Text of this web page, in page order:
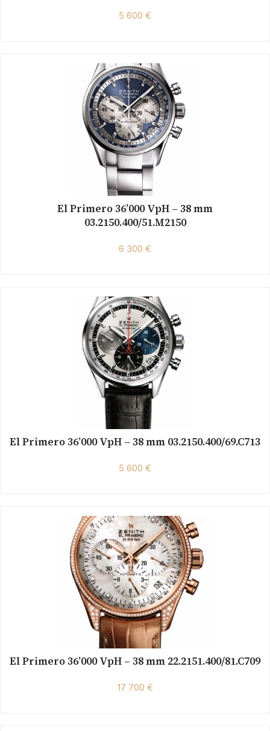
5 600 €
El Primero 36’000 VpH – 38 mm
03.2150.400/51.M2150
6 300 €
El Primero 36’000 VpH – 38 mm 03.2150.400/69.C713
5 600 €
El Primero 36’000 VpH – 38 mm 22.2151.400/81.C709
17 700 €